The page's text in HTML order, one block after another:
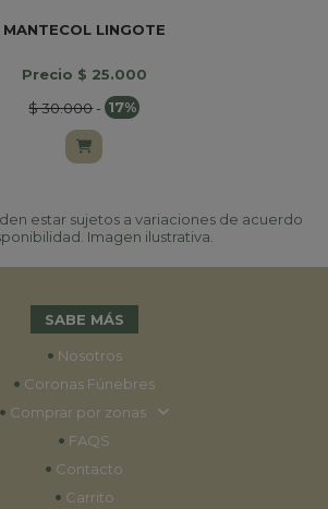
MANTECOL LINGOTE
Precio $ 25.000
$ 30.000- 17%
estar sujetos a variaciones de acuerdo
Imagen ilustrativa.
SABE MÁS
• Nosotros
• Coronas Fúnebres
• Comprar por zonas
• FAQS
• Contacto
• Carrito